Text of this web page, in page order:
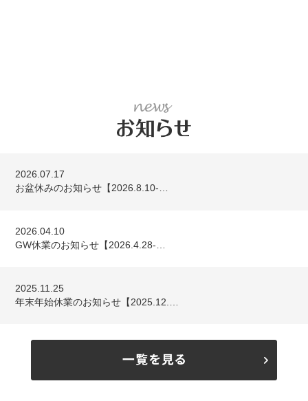
2026.07.17
お盆休みのお知らせ【2026.8.10-…
2026.04.10
GW休業のお知らせ【2026.4.28-…
2025.11.25
年末年始休業のお知らせ【2025.12.…